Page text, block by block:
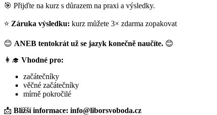
🎯 Přijďte na kurz s důrazem na praxi a výsledky.
⭐ Záruka výsledku: kurz můžete 3× zdarma zopakovat
😊 ANEB tentokrát už se jazyk konečně naučíte. 😊
👩‍🎓 Vhodné pro:
začátečníky
věčné začátečníky
mírně pokročilé
📩 Bližší informace: info@liborsvoboda.cz